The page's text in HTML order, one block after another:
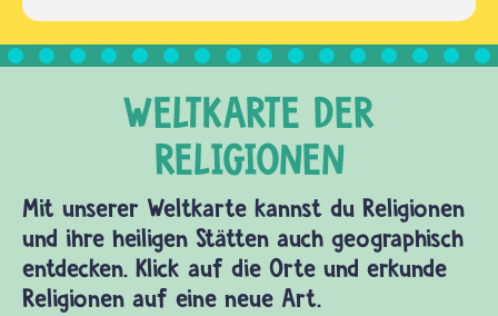
Mit unserer Weltkarte kannst du Religionen
und ihre heiligen Stätten auch geographisch
entdecken. Klick auf die Orte und erkunde
Religionen auf eine neue Art.